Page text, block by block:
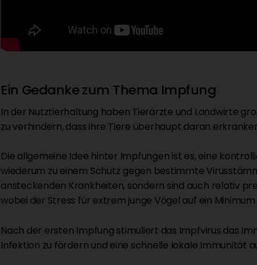
Ein Gedanke zum Thema Impfung
In der Nutztierhaltung haben Tierärzte und Landwirte
zu verhindern, dass ihre Tiere überhaupt daran
Die allgemeine Idee hinter Impfungen ist es, eine
wiederum zu einem Schutz gegen bestimmte
ansteckenden Krankheiten, sondern sind auch relativ
wobei der Stress für extrem junge Vögel auf ein
Nach der ersten Impfung stimuliert das Impfvirus das
Infektion zu fördern und eine schnelle lokale Immunität